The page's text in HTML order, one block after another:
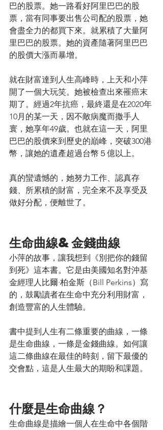
巴的股票。她一路看好阿里巴巴的股
票，當有同事要出售公司配的股票，她
會盡全力的都買下來。就累積了大量阿
里巴巴的股票。她的資產隨著阿里巴巴
的股價大漲而暴增。
就在財富達到人生高峰時，上天和小萍
開了一個大玩笑。她被檢查出來罹癌末
期了。經過2年抗癌，最終還是在2020年
10月的某一天，因不敵病魔而撒手人
寰，她享年49歲。也就在這一天，阿里
巴巴的股價來到歷史的巔峰，突破300港
幣，讓她的遺產超過台幣５億以上。
真的蠻遺憾的，她努力工作、認真存
錢、所累積的財富，完全來不及享受及
做好分配，便離世了。
生命曲線&金錢曲線
小萍的故事，讓我想到《別把你的錢留
到死》這本書。它是由美國知名對沖基
金經理人比爾·柏金斯（Bill Perkins）寫
的，鼓勵讀者在生命中充分利用財富，
創造豐富的人生體驗。
書中提到人生有二條重要的曲線，一條
是生命曲線，一條是金錢曲線。如何讓
這二條曲線在最佳的時刻，留下最優的
交會點，這是人生最大的期盼和課題。
什麼是生命曲線？
生命曲線是描繪一個人在生命中各個階